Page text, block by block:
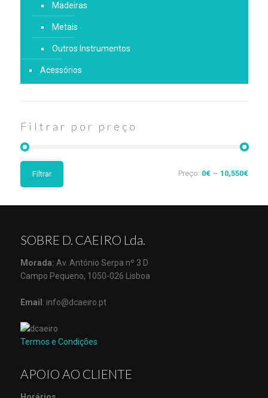
Madeiras
Metais
Outros Instrumentos
Acessórios
Filtrar por preço
Filtrar Preço: 0€— 10,550€
SOBRE D. CAEIRO Lda.
Morada: Av. António Serpa nº 3 D
Campo Pequeno, 1050-026 Lisboa
Email : info@dcaeiro.pt
Termos e Condições
APOIO AO CLIENTE